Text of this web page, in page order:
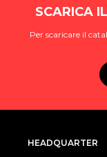
SCARICA
Per scaricare il
HEADQUARTER